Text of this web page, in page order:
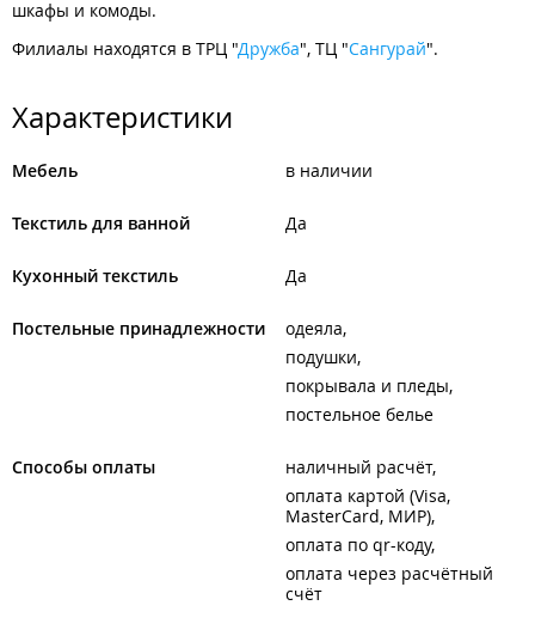
шкафы и комоды.
Филиалы находятся в ТРЦ "Дружба", ТЦ "Сангурай".
Характеристики
Мебель в наличии
Текстиль для ванной Да
Кухонный текстиль Да
Постельные принадлежности
одеяла
подушки
покрывала и пледы
постельное белье
Способы оплаты
наличный расчёт
оплата картой (Visa,
MasterCard, МИР)
оплата по qr-коду
оплата через расчётный
счёт